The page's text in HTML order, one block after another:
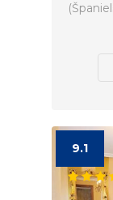
9.1